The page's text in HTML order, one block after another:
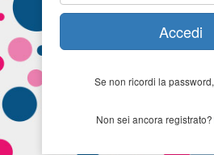
Accedi
Se non ricordi la password,
Non sei ancora registrato?